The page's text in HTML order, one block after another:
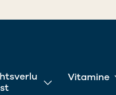
st
Vitamine